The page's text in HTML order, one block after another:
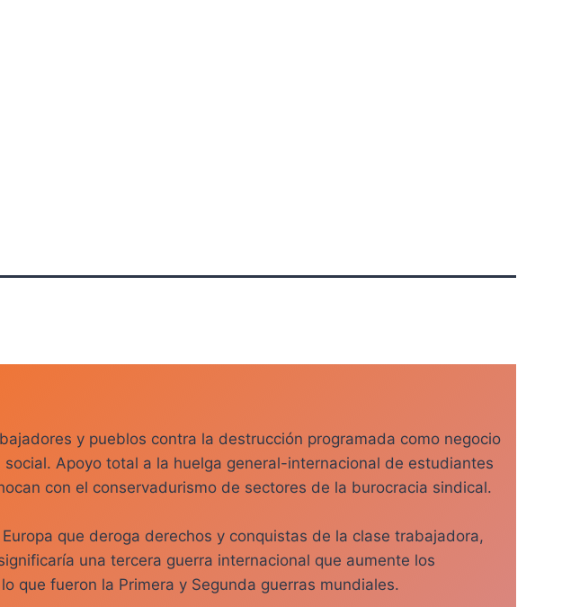
y pueblos contra la destrucción programada como negocio
Apoyo total a la huelga general-internacional de estudiantes
con el conservadurismo de sectores de la burocracia sindical.
Europa que deroga derechos y conquistas de la clase trabajadora,
una tercera guerra internacional que aumente los
que fueron la Primera y Segunda guerras mundiales.